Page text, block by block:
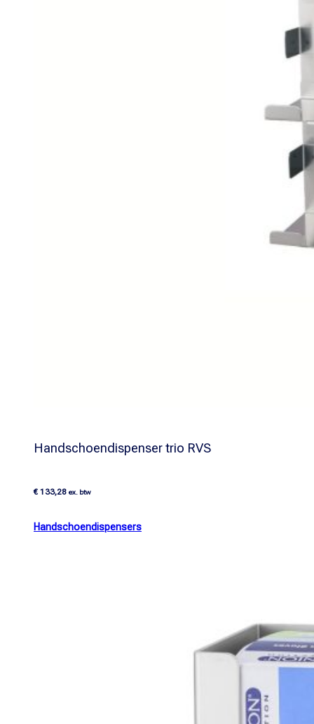
Handschoendispenser trio RVS
€ 133,28 ex. btw
Handschoendispensers